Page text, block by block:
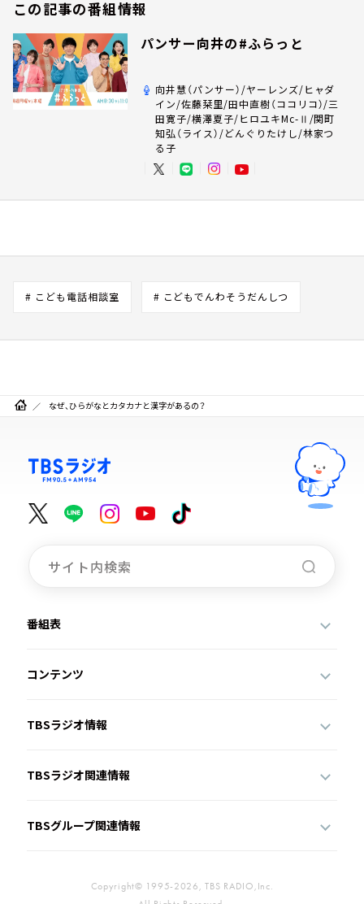
この記事の番組情報
パンサー向井の#ふらっと
向井慧（パンサー）/ヤーレンズ/ヒャダ
イン/佐藤栞里/田中直樹（ココリコ）/三
田寛子/横澤夏子/ヒロユキMc-Ⅱ/関町
知弘（ライス）/どんぐりたけし/林家つ
る子
# こども電話相談室 # こどもでんわそうだんしつ
なぜ、ひらがなとカタカナと漢字があるの？
番組表
コンテンツ
TBSラジオ情報
TBSラジオ関連情報
TBSグループ関連情報
Copyright© 1995-2026, TBS RADIO,Inc.